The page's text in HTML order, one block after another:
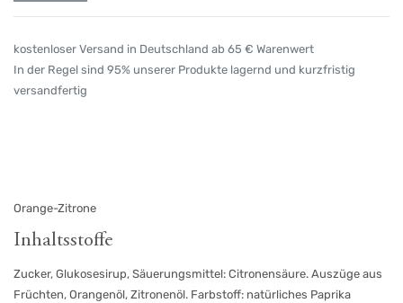
kostenloser Versand in Deutschland ab 65 € Warenwert
In der Regel sind 95% unserer Produkte lagernd und kurzfristig
versandfertig
Orange-Zitrone
Inhaltsstoffe
Zucker, Glukosesirup, Säuerungsmittel: Citronensäure. Auszüge aus
Früchten, Orangenöl, Zitronenöl. Farbstoff: natürliches Paprika